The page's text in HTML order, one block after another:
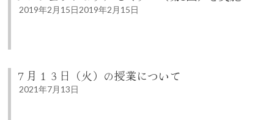
2019年2月15日2019年2月15日
７月１３日（火）の授業について
2021年7月13日